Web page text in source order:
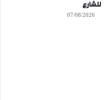
للشارع
07/08/2026